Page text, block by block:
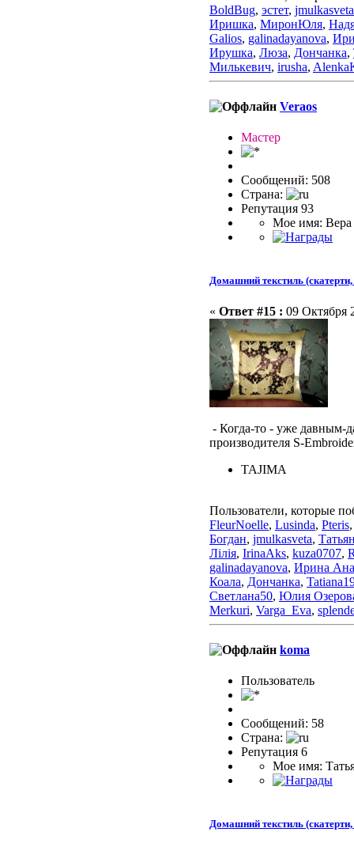
BoldBug, эстет, jmulkasveta
Иришка, МиронЮля,
Galios, galinadayanova,
Ирушка, Люза, Дончанка,
Милькевич, irusha,
Veraos
Мастер
Сообщений: 508
Страна:
Репутация 93
Мое имя: Вера
Домашний текстиль
« Ответ #15 : 09 Октября
- Когда-то - уже давным-
производителя S-
TAJIMA
Пользователи, которые
FleurNoelle, Lusinda, Pteris
Богдан, jmulkasveta,
Лілія, IrinaAks, kuza0707,
galinadayanova, Ирина
Коала, Дончанка,
Светлана50, Юлия
Merkuri, Varga_Eva,
koma
Пользовaтeль
Сообщений: 58
Страна:
Репутация 6
Мое имя:
Домашний текстиль